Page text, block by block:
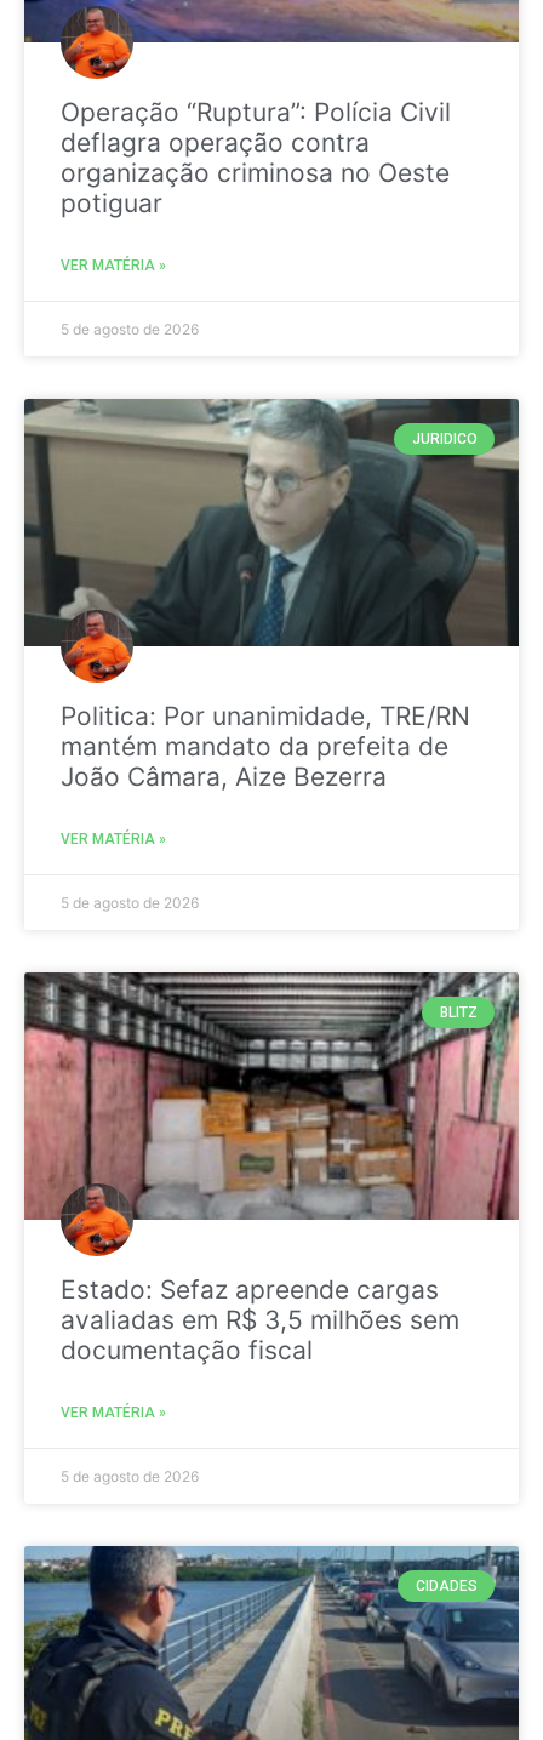
Operação “Ruptura”: Polícia Civil
deflagra operação contra
organização criminosa no Oeste
potiguar
VER MATÉRIA »
5 de agosto de 2026
JURIDICO
Politica: Por unanimidade, TRE/RN
mantém mandato da prefeita de
João Câmara, Aize Bezerra
VER MATÉRIA »
5 de agosto de 2026
BLITZ
Estado: Sefaz apreende cargas
avaliadas em R$ 3,5 milhões sem
documentação fiscal
VER MATÉRIA »
5 de agosto de 2026
CIDADES